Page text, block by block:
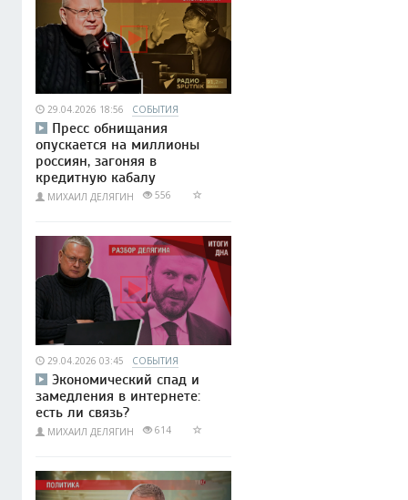
29.04.2026 18:56 СОБЫТИЯ
Пресс обнищания
опускается на миллионы
россиян, загоняя в
кредитную кабалу
МИХАИЛ ДЕЛЯГИН 556
29.04.2026 03:45 СОБЫТИЯ
Экономический спад и
замедления в интернете:
есть ли связь?
МИХАИЛ ДЕЛЯГИН 614